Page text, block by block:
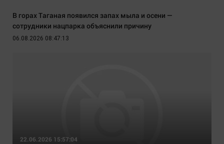
В горах Таганая появился запах мыла и осени —
сотрудники нацпарка объяснили причину
06.08.2026 08:47:13
22.06.2026 15:57:04